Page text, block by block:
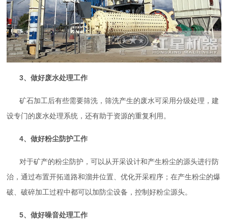
3、做好废水处理工作
矿石加工后有些需要筛洗，筛洗产生的废水可采用分级处理，建
设专门的废水处理系统，还有助于资源的重复利用。
4、做好粉尘防护工作
对于矿产的粉尘防护，可以从开采设计和产生粉尘的源头进行防
治，通过布置开拓道路和溜井位置、优化开采程序；在产生粉尘的爆
破、破碎加工过程中都可以加防尘设备，控制好粉尘源头。
5、做好噪音处理工作